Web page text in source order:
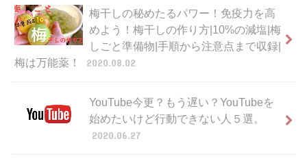
梅干しの秘めたるパワー！免疫力を高
めよう！梅干しの作り方|10%の減塩|梅
しごと準備物|手順から注意点まで収録|
梅は万能薬！
2020.08.02
YouTube今更？もう遅い？YouTubeを
始めたいけど行動できない人５選。
2020.06.27